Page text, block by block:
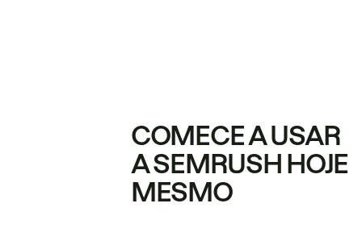
COMECE A USAR
A SEMRUSH HOJE
MESMO